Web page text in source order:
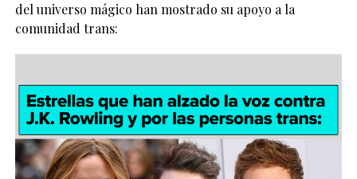
del universo mágico han mostrado su apoyo a la
comunidad trans: